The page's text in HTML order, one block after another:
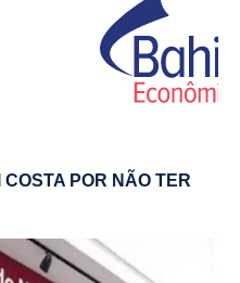
POR NÃO TER